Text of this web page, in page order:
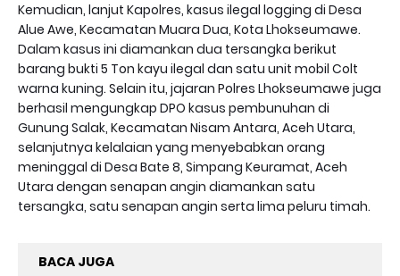
Kemudian, lanjut Kapolres, kasus ilegal logging di Desa
Alue Awe, Kecamatan Muara Dua, Kota Lhokseumawe.
Dalam kasus ini diamankan dua tersangka berikut
barang bukti 5 Ton kayu ilegal dan satu unit mobil Colt
warna kuning. Selain itu, jajaran Polres Lhokseumawe juga
berhasil mengungkap DPO kasus pembunuhan di
Gunung Salak, Kecamatan Nisam Antara, Aceh Utara,
selanjutnya kelalaian yang menyebabkan orang
meninggal di Desa Bate 8, Simpang Keuramat, Aceh
Utara dengan senapan angin diamankan satu
tersangka, satu senapan angin serta lima peluru timah.
BACA JUGA